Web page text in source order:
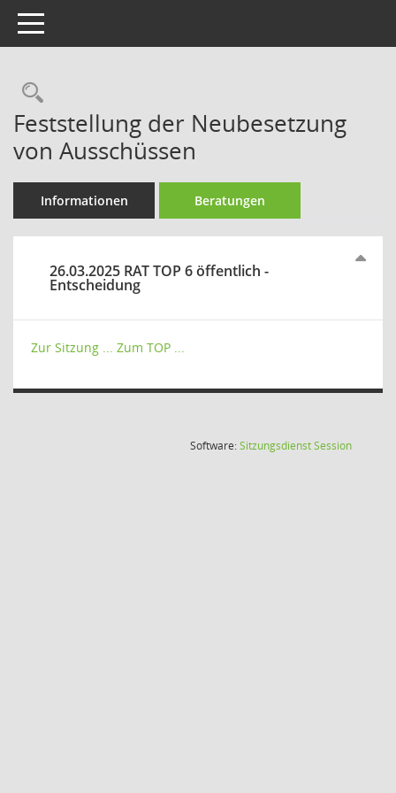
Toggle navigation
Rechercheauswahl
Feststellung der Neubesetzung
von Ausschüssen
Informationen Beratungen
26.03.2025 RAT TOP 6 öffentlich -
Entscheidung
Zur Sitzung ... Zum TOP ...
Software:SitzungsdienstSession(Wird in